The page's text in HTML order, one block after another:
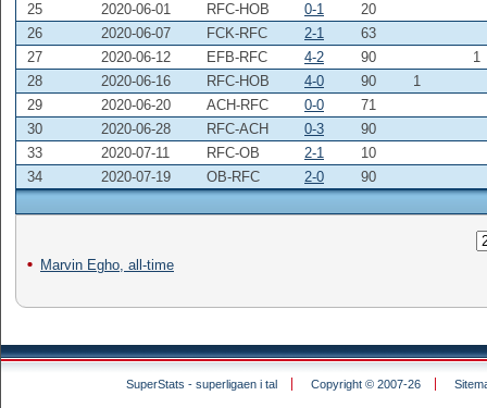
25
2020-06-01 RFC-HOB 0-1
20
26
2020-06-07 FCK-RFC 2-1
63
27
2020-06-12 EFB-RFC 4-2 90
1
28
2020-06-16 RFC-HOB 4-0 90
1
29
2020-06-20 ACH-RFC 0-0
71
30
2020-06-28 RFC-ACH 0-3
90
33
2020-07-11 RFC-OB 2-1
10
34
2020-07-19 OB-RFC 2-0 90
Marvin Egho, all-time
SuperStats - superligaen i tal Copyright © 2007-26